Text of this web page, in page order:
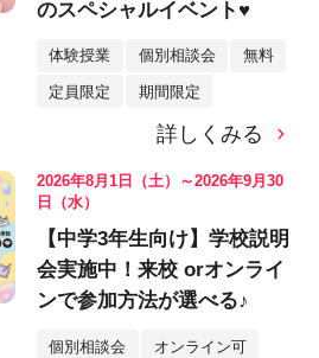
のスペシャルイベント♥
体験授業 個別相談会 無料
定員限定 期間限定
詳しくみる
2026年8月1日（土）～2026年9月30
日（水）
【中学3年生向け】学校説明
会実施中！来校 orオンライ
ンで参加方法が選べる♪
個別相談会 オンライン可